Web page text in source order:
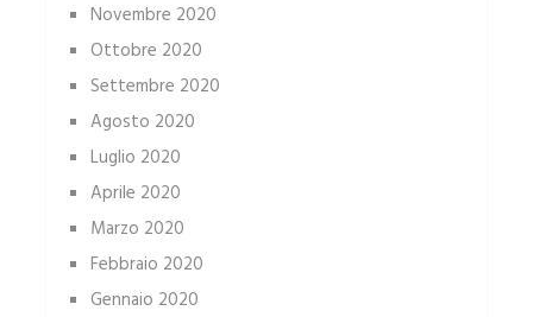
Novembre 2020
Ottobre 2020
Settembre 2020
Agosto 2020
Luglio 2020
Aprile 2020
Marzo 2020
Febbraio 2020
Gennaio 2020